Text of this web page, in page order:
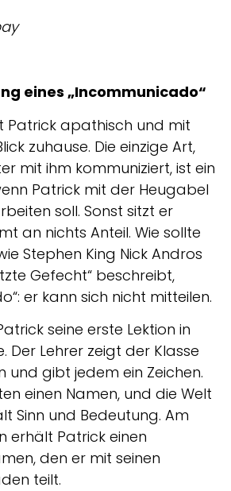
eines „Incommunicado“
Patrick apathisch und mit
zuhause. Die einzige Art,
mit ihm kommuniziert, ist ein
Patrick mit der Heugabel
soll. Sonst sitzt er
an nichts Anteil. Wie sollte
Stephen King Nick Andros
Gefecht“ beschreibt,
er kann sich nicht mitteilen.
seine erste Lektion in
Der Lehrer zeigt der Klasse
und gibt jedem ein Zeichen.
einen Namen, und die Welt
Sinn und Bedeutung. Am
erhält Patrick einen
den er mit seinen
teilt.